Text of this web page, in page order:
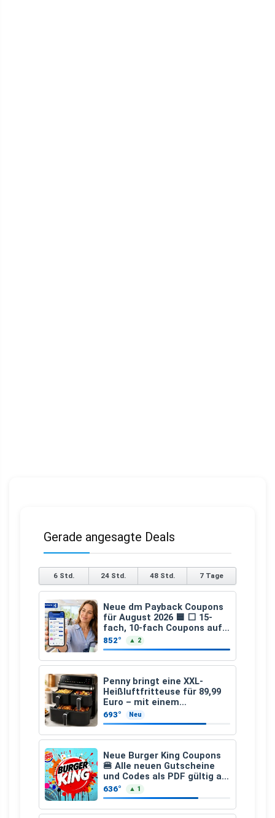
Gerade angesagte Deals
6 Std. 24 Std. 48 Std. 7 Tage
Neue dm Payback Coupons
für August 2026 🟦 ⬜ 15-
fach, 10-fach Coupons auf
den gesamten Einkauf ab 2
€
852° ▲ 2
Penny bringt eine XXL-
Heißluftfritteuse für 89,99
Euro – mit einem
besonderen Vorteil
693° Neu
Neue Burger King Coupons
🍔 Alle neuen Gutscheine
und Codes als PDF gültig ab
25.07.2026 bis 04.09.2026
636° ▲ 1